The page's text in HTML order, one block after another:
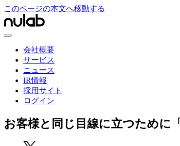
このページの本文へ移動する
会社概要
サービス
ニュース
IR情報
採用サイト
ログイン
お客様と同じ目線に立つために